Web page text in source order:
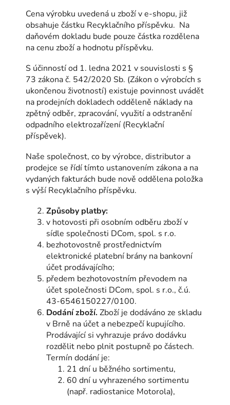
Cena výrobku uvedená u zboží v e-shopu, již
obsahuje částku Recyklačního příspěvku. Na
daňovém dokladu bude pouze částka rozdělena
na cenu zboží a hodnotu příspěvku.
S účinností od 1. ledna 2021 v souvislosti s §
73 zákona č. 542/2020 Sb. (Zákon o výrobcích s
ukončenou životností) existuje povinnost uvádět
na prodejních dokladech odděleně náklady na
zpětný odběr, zpracování, využití a odstranění
odpadního elektrozařízení (Recyklační
příspěvek).
Naše společnost, co by výrobce, distributor a
prodejce se řídí tímto ustanovením zákona a na
vydaných fakturách bude nově oddělena položka
s výší Recyklačního příspěvku.
Způsoby platby:
v hotovosti při osobním odběru zboží v
sídle společnosti DCom, spol. s r.o.
bezhotovostně prostřednictvím
elektronické platební brány na bankovní
účet prodávajícího;
předem bezhotovostním převodem na
účet společnosti DCom, spol. s r.o., č.ú.
43-6546150227/0100.
Dodání zboží. Zboží je dodáváno ze skladu
v Brně na účet a nebezpečí kupujícího.
Prodávající si vyhrazuje právo dodávku
rozdělit nebo plnit postupně po částech.
Termín dodání je:
21 dní u běžného sortimentu,
60 dní u vyhrazeného sortimentu
(např. radiostanice Motorola),